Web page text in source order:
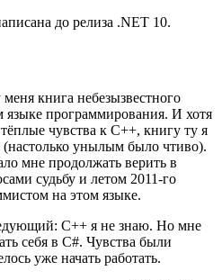
до релиза .NET 10.
книга небезызвестного
языке программирования. И хотя
чувства к C++, книгу ту я
унылым было чтиво).
мне продолжать верить в
судьбу и летом 2011-го
на этом языке.
C++ я не знаю. Но мне
себя в C#. Чувства были
уже начать работать.